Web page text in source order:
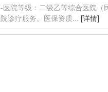
院等级：二级乙等综合医院（
诊疗服务。医保资质... [详情]